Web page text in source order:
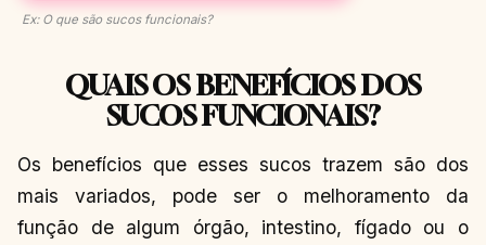
Ex: O que são sucos funcionais?
QUAIS OS BENEFÍCIOS DOS
SUCOS FUNCIONAIS?
Os benefícios que esses sucos trazem são dos
mais variados, pode ser o melhoramento da
função de algum órgão, intestino, fígado ou o